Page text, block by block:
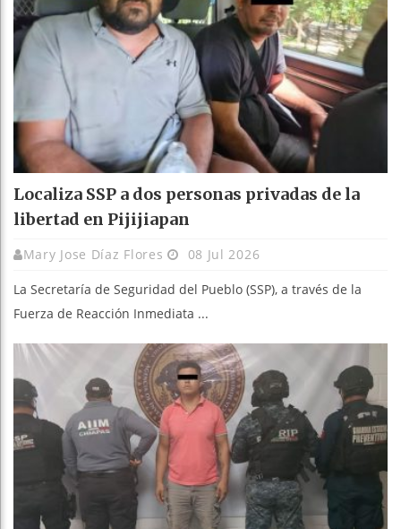
Localiza SSP a dos personas privadas de la
libertad en Pijijiapan
Mary Jose Díaz Flores 08 Jul 2026
La Secretaría de Seguridad del Pueblo (SSP), a través de la
Fuerza de Reacción Inmediata ...